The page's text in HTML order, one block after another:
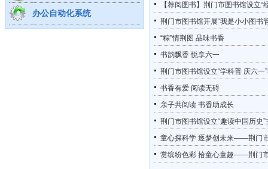
办公自动化系统
【荐阅图书】荆门市图书馆设立
荆门市图书馆开展“我是小小图书
“粽”情荆图 品味书香
书韵飘香 悦享六一
荆门市图书馆设立“学科普 庆六一
书香有爱 阅读无碍
亲子共阅读 书香助成长
荆门市图书馆设立“趣读中国历史
童心探科学 逐梦创未来——荆门市
赏缤纷色彩 拾童心童趣——荆门